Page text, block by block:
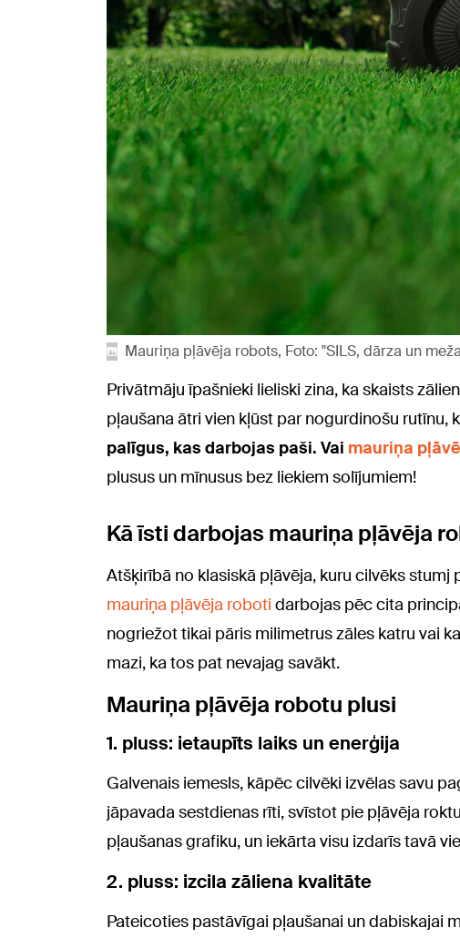
Mauriņa pļāvēja robots, Foto: "SILS, dārza un
Privātmāju īpašnieki lieliski zina, ka skaists
pļaušana ātri vien kļūst par nogurdinošu rutīnu,
palīgus, kas darbojas paši. Vai mauriņa
plusus un mīnusus bez liekiem solījumiem!
Kā īsti darbojas mauriņa pļāvēja
Atšķirībā no klasiskā pļāvēja, kuru cilvēks stumj
mauriņa pļāvēja roboti darbojas pēc cita
nogriežot tikai pāris milimetrus zāles katru vai
mazi, ka tos pat nevajag savākt.
Mauriņa pļāvēja robotu plusi
1. pluss: ietaupīts laiks un enerģija
Galvenais iemesls, kāpēc cilvēki izvēlas savu
jāpavada sestdienas rīti, svīstot pie pļāvēja
pļaušanas grafiku, un iekārta visu izdarīs tavā
2. pluss: izcila zāliena kvalitāte
Pateicoties pastāvīgai pļaušanai un dabiskajai